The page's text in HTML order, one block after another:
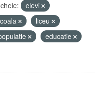
elevi
liceu
educatie